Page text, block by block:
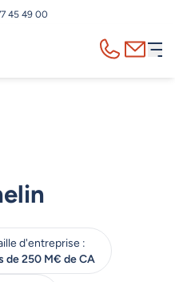
45 49 00
d'entreprise :
de 250 M€ de CA